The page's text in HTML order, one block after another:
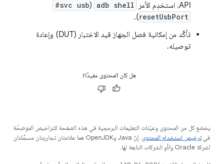
API، استخدِم الأمر
adb shell
(
#svc usb
resetUsbPort
).
تأكَّد من إمكانية فصل الجهاز قيد الاختبار (DUT) وإعادة
توصيله.
هل كان المحتوى مفيدًا؟
يخضع كل من المحتوى وعيّنات التعليمات البرمجية في هذه الصفحة للتراخيص الموضحّة
فيترخيص استخدام المحتوى
. إنّ Java وOpenJDK هما علامتان تجاريتان مسجَّلتان
لشركة Oracle و/أو الشركات التابعة لها.